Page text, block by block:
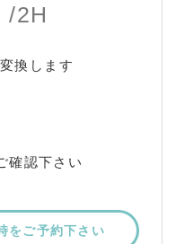
/2H
換します
確認下さい
をご予約下さい